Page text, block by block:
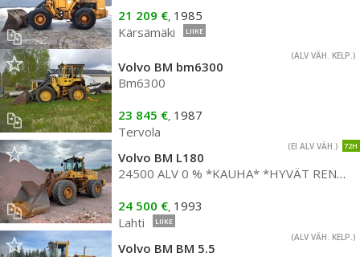
21 209 €, 1985
Kärsämäki
LIIKE
(ALV VÄH. KELP.)
Volvo BM bm6300
Bm6300
23 845 €, 1987
Tervola
72H
(EI ALV VÄH.)
Volvo BM L180
24500 ALV 0 % *KAUHA* *HYVÄT RENKAAT* *RASVARI*
24 500 €, 1993
Lahti
LIIKE
(ALV VÄH. KELP.)
Volvo BM BM 5.5